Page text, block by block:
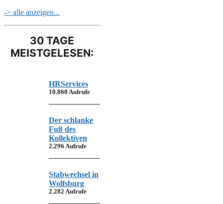
-> alle anzeigen...
30 TAGE
MEISTGELESEN:
HRServices
10.860 Aufrufe
Der schlanke
Fuß des
Kollektiven
2.296 Aufrufe
Stabwechsel in
Wolfsburg
2.282 Aufrufe